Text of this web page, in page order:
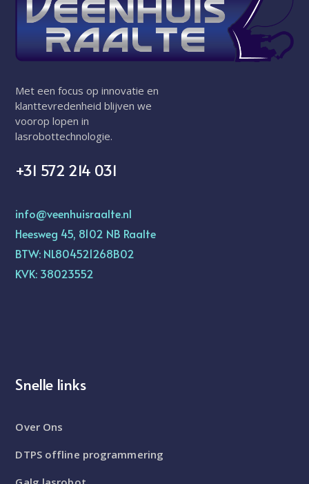
Met een focus op innovatie en
klanttevredenheid blijven we
voorop lopen in
lasrobottechnologie.
+31 572 214 031
info@veenhuisraalte.nl
Heesweg 45, 8102 NB Raalte
BTW: NL804521268B02
KVK: 38023552
Snelle links
Over Ons
DTPS offline programmering